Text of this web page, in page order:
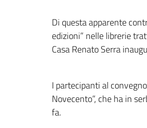
Di questa apparente
edizioni” nelle librerie
Casa Renato Serra
I partecipanti al
Novecento”, che ha in
fa.